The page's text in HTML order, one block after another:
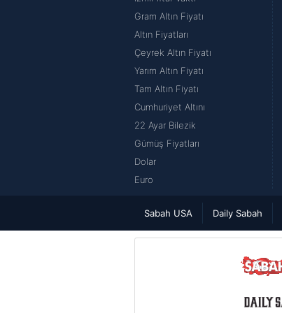
Gram Altın Fiyatı
Altın Fiyatları
Çeyrek Altın Fiyatı
Yarım Altın Fiyatı
Tam Altın Fiyatı
Cumhuriyet Altını
22 Ayar Bilezik
Gümüş Fiyatları
Dolar
Euro
Sabah USA Daily Sabah